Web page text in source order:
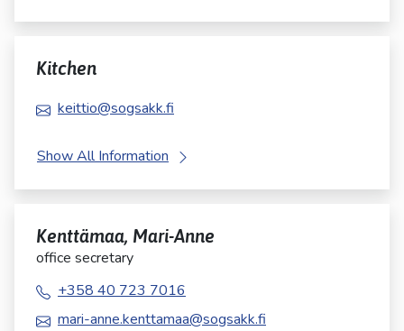
Kitchen
keittio@sogsakk.fi
Show All Information
Kenttämaa, Mari-Anne
office secretary
+358 40 723 7016
mari-anne.kenttamaa@sogsakk.fi